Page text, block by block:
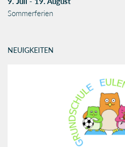
Sommerferien
NEUIGKEITEN